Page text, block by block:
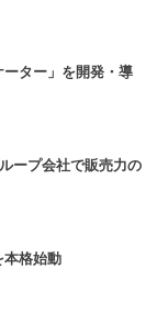
ター」を開発・導
ープ会社で販売力の
本格始動